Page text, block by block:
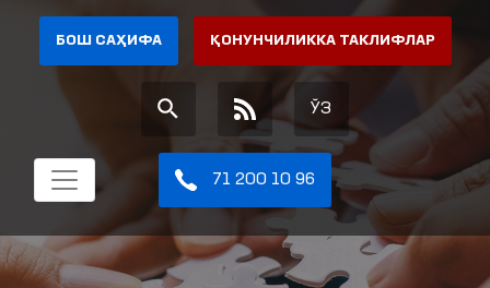
БОШ САҲИФА ҚОНУНЧИЛИККА ТАКЛИФЛАР
ЎЗ
71 200 10 96